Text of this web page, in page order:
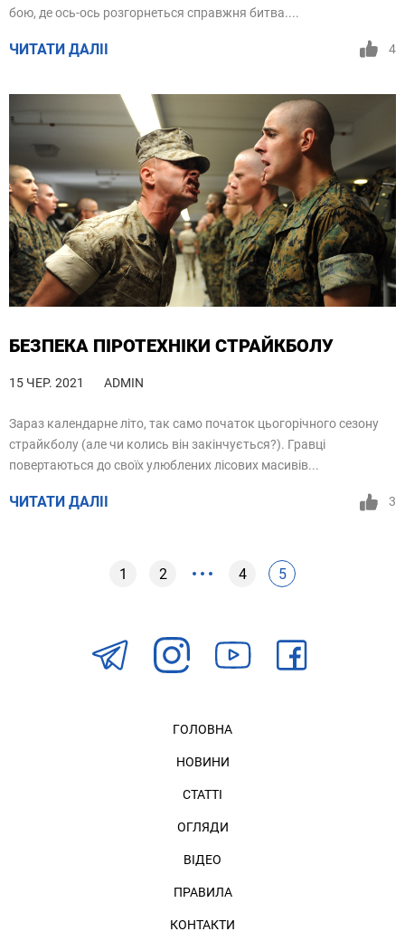
бою, де ось-ось розгорнеться справжня битва....
ЧИТАТИ ДАЛІІ 4
БЕЗПЕКА ПІРОТЕХНІКИ СТРАЙКБОЛУ
15 ЧЕР. 2021 ADMIN
Зараз календарне літо, так само початок цьогорічного сезону
страйкболу (але чи колись він закінчується?). Гравці
повертаються до своїх улюблених лісових масивів...
ЧИТАТИ ДАЛІІ 3
1 2 4 5
ГОЛОВНА
НОВИНИ
СТАТТІ
ОГЛЯДИ
ВІДЕО
ПРАВИЛА
КОНТАКТИ